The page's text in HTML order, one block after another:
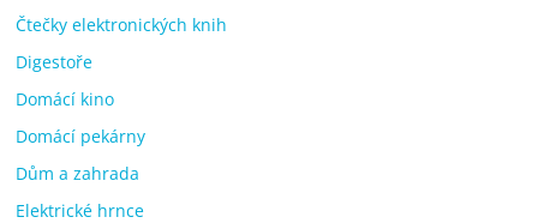
Čtečky elektronických knih
Digestoře
Domácí kino
Domácí pekárny
Dům a zahrada
Elektrické hrnce